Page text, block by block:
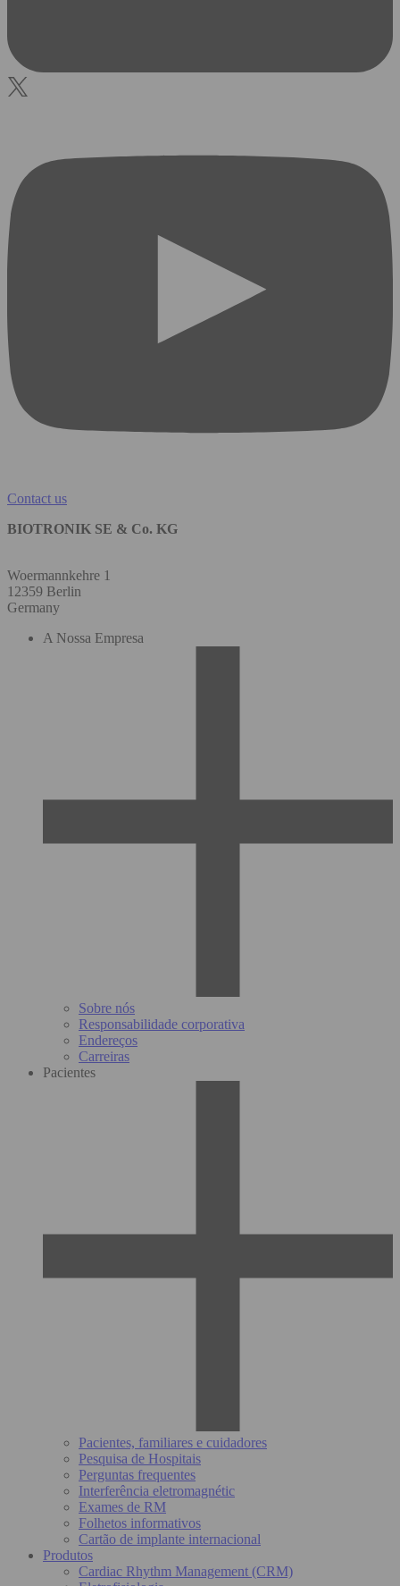
Contact us
BIOTRONIK SE & Co. KG
Woermannkehre 1
12359 Berlin
Germany
A Nossa Empresa
Sobre nós
Responsabilidade corporativa
Endereços
Carreiras
Pacientes
Pacientes, familiares e cuidadores
Pesquisa de Hospitais
Perguntas frequentes
Interferência eletromagnétic
Exames de RM
Folhetos informativos
Cartão de implante internacional
Produtos
Cardiac Rhythm Management (CRM)